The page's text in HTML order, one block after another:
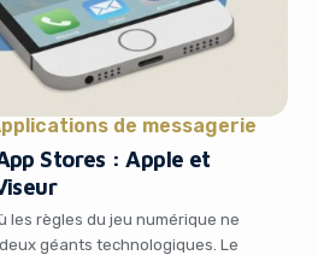
de messagerie
Stores : Apple et
les règles du jeu numérique ne
géants technologiques. Le